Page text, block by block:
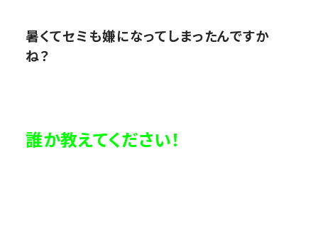
暑くてセミも嫌になってしまったんですか
ね？
誰か教えてください！